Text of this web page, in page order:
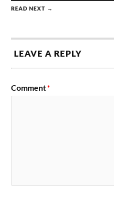
READ NEXT →
LEAVE A REPLY
Comment*